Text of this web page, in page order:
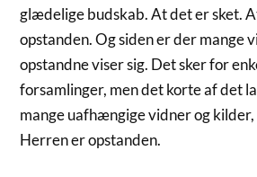
glædelige budskab. At det er sket.
opstanden. Og siden er der mange
opstandne viser sig. Det sker for
forsamlinger, men det korte af det
mange uafhængige vidner og
Herren er opstanden.